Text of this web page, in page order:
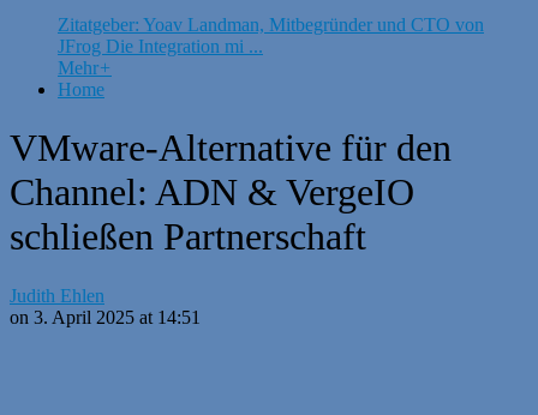
Zitatgeber: Yoav Landman, Mitbegründer und CTO von
JFrog Die Integration mi ...
Mehr+
Home
VMware-Alternative für den
Channel: ADN & VergeIO
schließen Partnerschaft
Judith Ehlen
on 3. April 2025 at 14:51